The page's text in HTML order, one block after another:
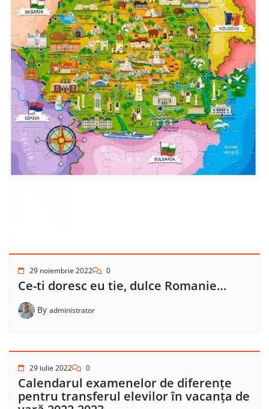
29 noiembrie 2022 0
Ce-ti doresc eu tie, dulce Romanie…
By administrator
29 iulie 2022 0
Calendarul examenelor de diferențe
pentru transferul elevilor în vacanța de